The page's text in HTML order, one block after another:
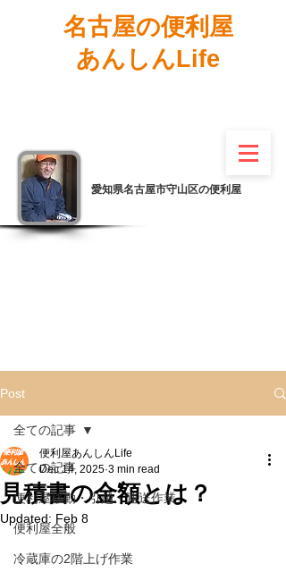
名古屋の便利屋
あんしんLife
愛知県名古屋市守山区の便利屋
Post
全ての記事
便利屋移動・引越・運送作業
便利屋全般
冷蔵庫の2階上げ作業
全ての記事
見積書の金額とは？
便利屋あんしんLife
Dec 14, 2025 3 min read
Updated: Feb 8